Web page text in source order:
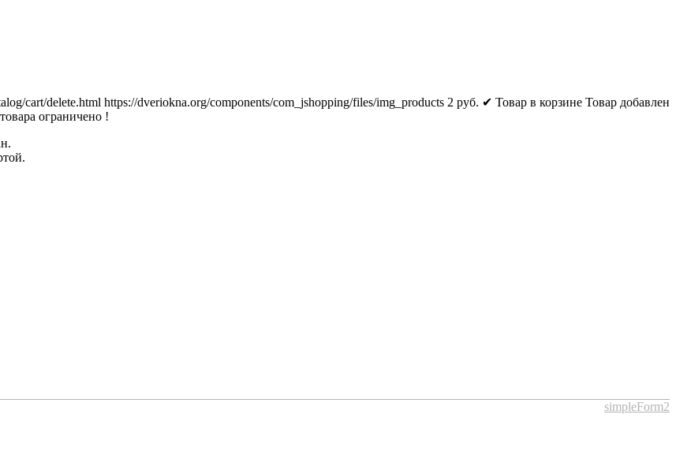
cart/delete.html https://dveriokna.org/components/com_jshopping/files/img_products 2 руб. ✔ Товар в корзине Товар добавлен
ограничено !
simpleForm2